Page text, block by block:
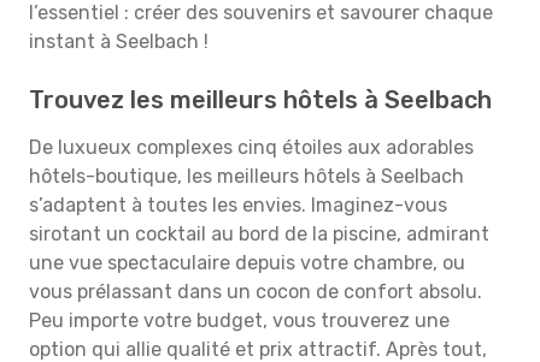
l’essentiel : créer des souvenirs et savourer chaque
instant à Seelbach !
Trouvez les meilleurs hôtels à Seelbach
De luxueux complexes cinq étoiles aux adorables
hôtels-boutique, les meilleurs hôtels à Seelbach
s’adaptent à toutes les envies. Imaginez-vous
sirotant un cocktail au bord de la piscine, admirant
une vue spectaculaire depuis votre chambre, ou
vous prélassant dans un cocon de confort absolu.
Peu importe votre budget, vous trouverez une
option qui allie qualité et prix attractif. Après tout,